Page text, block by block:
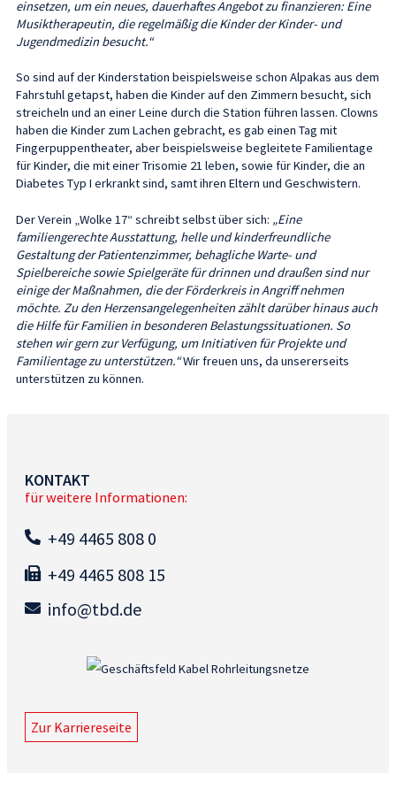
einsetzen, um ein neues, dauerhaftes Angebot zu finanzieren: Eine
Musiktherapeutin, die regelmäßig die Kinder der Kinder- und
Jugendmedizin besucht.“
So sind auf der Kinderstation beispielsweise schon Alpakas aus dem
Fahrstuhl getapst, haben die Kinder auf den Zimmern besucht, sich
streicheln und an einer Leine durch die Station führen lassen. Clowns
haben die Kinder zum Lachen gebracht, es gab einen Tag mit
Fingerpuppentheater, aber beispielsweise begleitete Familientage
für Kinder, die mit einer Trisomie 21 leben, sowie für Kinder, die an
Diabetes Typ I erkrankt sind, samt ihren Eltern und Geschwistern.
Der Verein „Wolke 17“ schreibt selbst über sich: „Eine
familiengerechte Ausstattung, helle und kinderfreundliche
Gestaltung der Patientenzimmer, behagliche Warte- und
Spielbereiche sowie Spielgeräte für drinnen und draußen sind nur
einige der Maßnahmen, die der Förderkreis in Angriff nehmen
möchte. Zu den Herzensangelegenheiten zählt darüber hinaus auch
die Hilfe für Familien in besonderen Belastungssituationen. So
stehen wir gern zur Verfügung, um Initiativen für Projekte und
Familientage zu unterstützen.“Wir freuen uns, da unsererseits
unterstützen zu können.
KONTAKT
für weitere Informationen:
+49 4465 808 0
+49 4465 808 15
info@tbd.de
Zur Karriereseite